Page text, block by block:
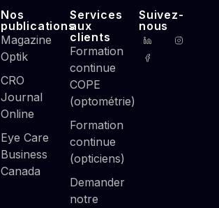
Nos
publications
Magazine
Optik
CRO
Journal
Online
Eye Care
Business
Canada
Services
aux
clients
Formation
continue
COPE
(optométrie)
Formation
continue
(opticiens)
Demander
notre
Suivez-
nous